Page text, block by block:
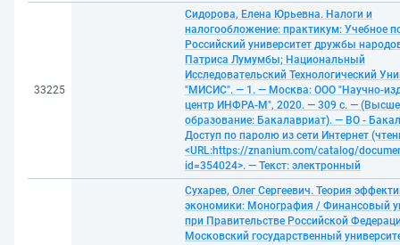
33225
Сидорова, Елена Юрьевна. Налоги и
налогообложение: практикум: Учебное
Российский университет дружбы
Патриса Лумумбы; Национальный
Исследовательский Технологический
"МИСИС". — 1. — Москва: ООО "Научно-
центр ИНФРА-М", 2020. — 309 с. —
образование: Бакалавриат). — ВО -
Доступ по паролю из сети Интернет
<URL:https://znanium.com/catalog/
id=354024>. — Текст: электронный
Сухарев, Олег Сергеевич. Теория
экономики: Монография / Финансовый
при Правительстве Российской
Московский государственный